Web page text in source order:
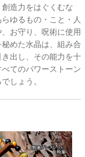
造力をはぐくむな
ゆるもの・こと・人
お守り、呪術に使用
めた水晶は、組み合
出し、その能力を十
てのパワーストーン
しょう。